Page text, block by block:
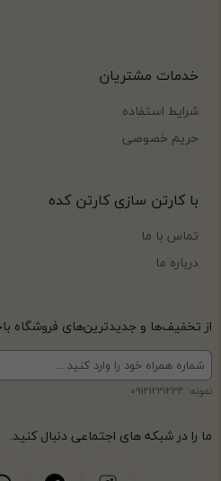
خدمات مشتریان
شرایط استفاده
حریم خصوصی
با کارتن سازی کارتن کده
تماس با ما
درباره ما
از تخفیف‌ها و جدیدترین‌های فروشگاه
نمونه: 09121231234
ما را در شبکه های اجتماعی دنبال کنید.